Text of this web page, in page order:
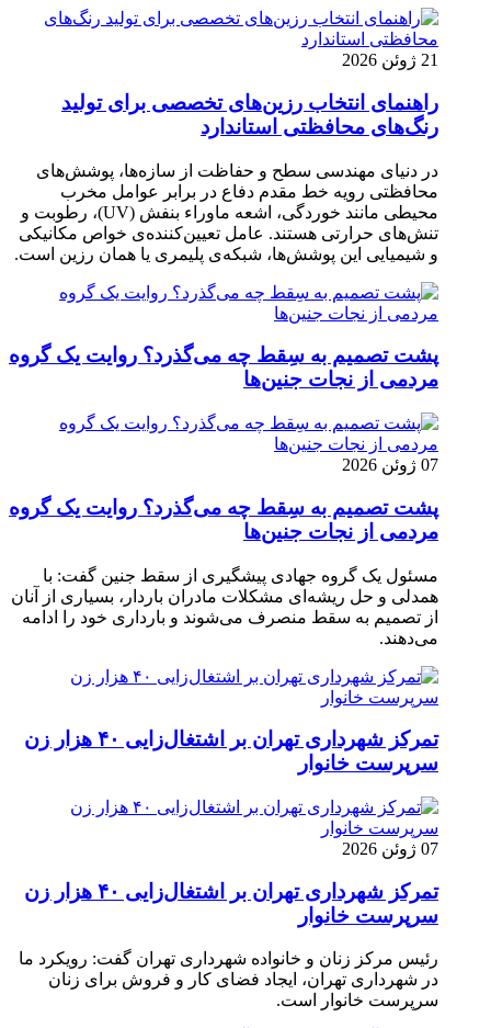
21 ژوئن 2026
راهنمای انتخاب رزین‌های تخصصی برای تولید
رنگ‌های محافظتی استاندارد
در دنیای مهندسی سطح و حفاظت از سازه‌ها، پوشش‌های
محافظتی رویه خط مقدم دفاع در برابر عوامل مخرب
محیطی مانند خوردگی، اشعه ماوراء بنفش (UV)، رطوبت و
تنش‌های حرارتی هستند. عامل تعیین‌کننده‌ی خواص مکانیکی
و شیمیایی این پوشش‌ها، شبکه‌ی پلیمری یا همان رزین است.
پشت تصمیم به سِقط چه می‌گذرد؟ روایت یک گروه
مردمی از نجات جنین‌ها
07 ژوئن 2026
پشت تصمیم به سِقط چه می‌گذرد؟ روایت یک گروه
مردمی از نجات جنین‌ها
مسئول یک گروه جهادی پیشگیری از سقط جنین گفت: با
همدلی و حل ریشه‌ای مشکلات مادران باردار، بسیاری از آنان
از تصمیم به سقط منصرف می‌شوند و بارداری خود را ادامه
می‌دهند.
تمرکز شهرداری تهران بر اشتغال‌زایی ۴۰ هزار زن
سرپرست خانوار
07 ژوئن 2026
تمرکز شهرداری تهران بر اشتغال‌زایی ۴۰ هزار زن
سرپرست خانوار
رئیس مرکز زنان و خانواده شهرداری تهران گفت: رویکرد ما
در شهرداری تهران، ایجاد فضای کار و فروش برای زنان
سرپرست خانوار است.